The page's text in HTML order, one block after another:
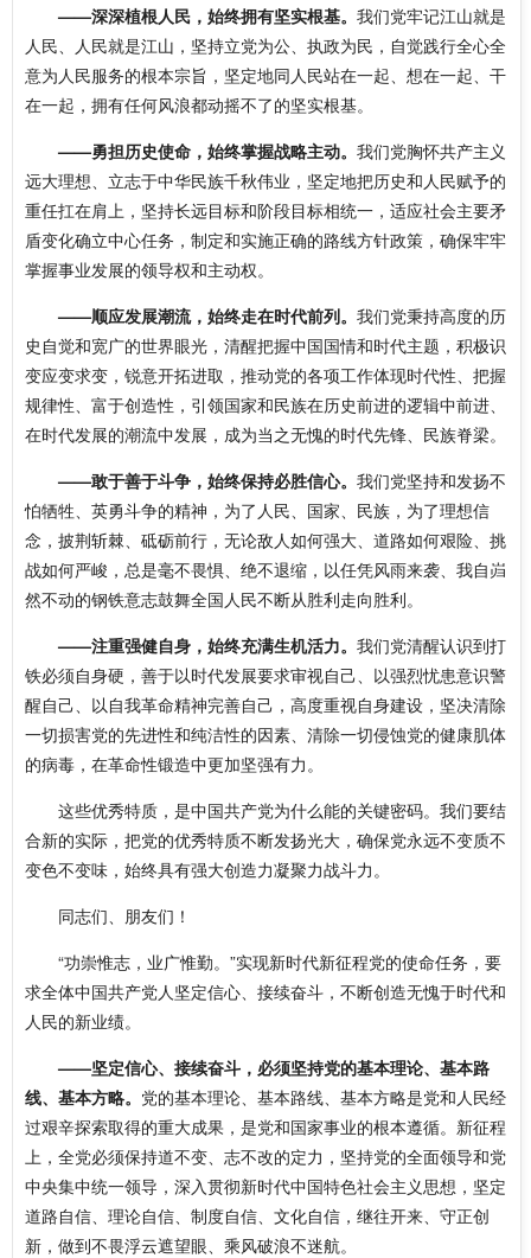
——深深植根人民，始终拥有坚实根基。 我们党牢记江山就是
人民、人民就是江山，坚持立党为公、执政为民，自觉践行全心全
意为人民服务的根本宗旨，坚定地同人民站在一起、想在一起、干
在一起，拥有任何风浪都动摇不了的坚实根基。
——勇担历史使命，始终掌握战略主动。 我们党胸怀共产主义
远大理想、立志于中华民族千秋伟业，坚定地把历史和人民赋予的
重任扛在肩上，坚持长远目标和阶段目标相统一，适应社会主要矛
盾变化确立中心任务，制定和实施正确的路线方针政策，确保牢牢
掌握事业发展的领导权和主动权。
——顺应发展潮流，始终走在时代前列。 我们党秉持高度的历
史自觉和宽广的世界眼光，清醒把握中国国情和时代主题，积极识
变应变求变，锐意开拓进取，推动党的各项工作体现时代性、把握
规律性、富于创造性，引领国家和民族在历史前进的逻辑中前进、
在时代发展的潮流中发展，成为当之无愧的时代先锋、民族脊梁。
——敢于善于斗争，始终保持必胜信心。 我们党坚持和发扬不
怕牺牲、英勇斗争的精神，为了人民、国家、民族，为了理想信
念，披荆斩棘、砥砺前行，无论敌人如何强大、道路如何艰险、挑
战如何严峻，总是毫不畏惧、绝不退缩，以任凭风雨来袭、我自岿
然不动的钢铁意志鼓舞全国人民不断从胜利走向胜利。
——注重强健自身，始终充满生机活力。 我们党清醒认识到打
铁必须自身硬，善于以时代发展要求审视自己、以强烈忧患意识警
醒自己、以自我革命精神完善自己，高度重视自身建设，坚决清除
一切损害党的先进性和纯洁性的因素、清除一切侵蚀党的健康肌体
的病毒，在革命性锻造中更加坚强有力。
这些优秀特质，是中国共产党为什么能的关键密码。我们要结
合新的实际，把党的优秀特质不断发扬光大，确保党永远不变质不
变色不变味，始终具有强大创造力凝聚力战斗力。
同志们、朋友们！
“功崇惟志，业广惟勤。”实现新时代新征程党的使命任务，要
求全体中国共产党人坚定信心、接续奋斗，不断创造无愧于时代和
人民的新业绩。
——坚定信心、接续奋斗，必须坚持党的基本理论、基本路
线、基本方略。 党的基本理论、基本路线、基本方略是党和人民经
过艰辛探索取得的重大成果，是党和国家事业的根本遵循。新征程
上，全党必须保持道不变、志不改的定力，坚持党的全面领导和党
中央集中统一领导，深入贯彻新时代中国特色社会主义思想，坚定
道路自信、理论自信、制度自信、文化自信，继往开来、守正创
新，做到不畏浮云遮望眼、乘风破浪不迷航。